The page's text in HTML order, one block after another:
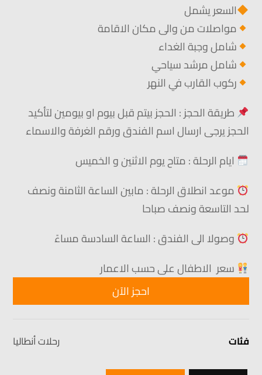
السعر يشمل
مواصلات من والى مكان الاقامة
شامل وجبة الغداء
شامل مرشد سياحي
ركوب القارب في النهر
طريقة الحجز : الحجز بيتم قبل بيوم او بيومين لتأكيد
الحجز يرجى ارسال اسم الفندق ورقم الغرفة والاسماء
ايامالرحلة : متاح يوم الاثنين و الخميس
موعد انطلاق الرحلة : مابين الساعة الثامنة ونصف
لحد التاسعة ونصف صباحا
وصولا الى الفندق : الساعة السادسة مساءً
سعر الاطفال على حسب الاعمار
احجز الآن
فئات رحلات أنطاليا